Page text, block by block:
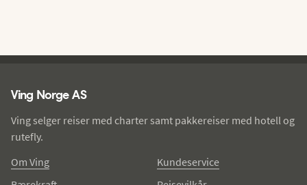
Ving Norge AS
Ving selger reiser med charter samt pakkereiser med hotell og
rutefly.
Om Ving
Kundeservice